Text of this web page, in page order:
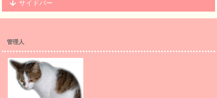
サイドバー
管理人